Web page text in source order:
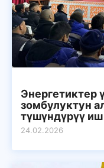
Энергетиктер
зомбулуктун
түшүндүрүү
24.02.2026